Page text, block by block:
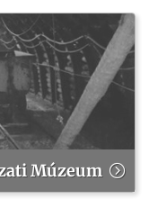
Múzeum